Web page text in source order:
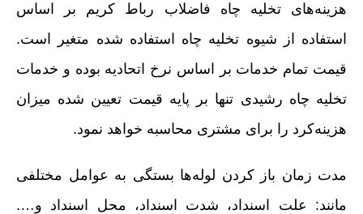
هزینه‌های تخلیه چاه فاضلاب رباط کریم بر اساس
استفاده از شیوه تخلیه چاه استفاده شده متغیر است.
قیمت تمام خدمات بر اساس نرخ اتحادیه بوده و خدمات
تخلیه چاه رشیدی تنها بر پایه قیمت تعیین شده میزان
هزینه‌کرد را برای مشتری محاسبه خواهد نمود.
مدت زمان باز کردن لوله‌ها بستگی به عوامل مختلفی
مانند: علت اسنداد، شدت اسنداد، محل اسنداد و….